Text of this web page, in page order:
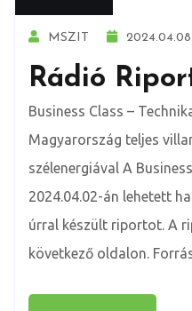
MSZIT 2024.04.08.
Rádió
Business Class –
Magyarország teljes
szélenergiával A
2024.04.02-án lehetett
úrral készült riportot. A
következő oldalon.